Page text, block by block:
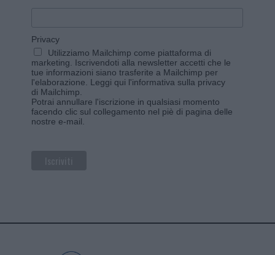
Privacy
Utilizziamo Mailchimp come piattaforma di
marketing. Iscrivendoti alla newsletter accetti che le
tue informazioni siano trasferite a Mailchimp per
l'elaborazione. Leggi qui l'informativa sulla privacy
di Mailchimp
Potrai annullare l'iscrizione in qualsiasi momento
facendo clic sul collegamento nel piè di pagina delle
nostre e-mail.